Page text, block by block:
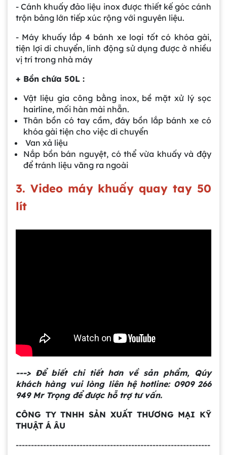
- Cánh khuấy đảo liệu inox được thiết kế góc cánh
trộn bảng lớn tiếp xúc rộng với nguyên liệu.
- Máy khuấy lắp 4 bánh xe loại tốt có khóa gài,
tiện lợi di chuyển, linh động sử dụng được ở nhiều
vị trí trong nhà máy
+ Bồn chứa 50L :
Vật liệu gia công bằng inox, bề mặt xử lý sọc
hairline, mối hàn mài nhẵn.
Thân bồn có tay cầm, đáy bồn lắp bánh xe có
khóa gài tiện cho việc di chuyển
Van xả liệu
Nắp bồn bán nguyệt, có thể vừa khuấy và đậy
để tránh liệu văng ra ngoài
3. Video máy khuấy quay tay 50
lít
---> Để biết chi tiết hơn về sản phẩm, Qúy
khách hàng vui lòng liên hệ hotline: 0909 266
949 Mr Trọng để được hỗ trợ tư vấn.
CÔNG TYTNHH SẢN XUẤT THƯƠNG MẠI KỸ
THUẬT Á ÂU
----------------------------------------------------------------
tạo và cách chọn mua hiệu quả
Bồn Khuấy Phụ Gia Sơn - Giải Pháp Tối Ưu
Cho Ngành Sơn Phủ
Dự án máy khuấy trộn bồn bể công nghiệp